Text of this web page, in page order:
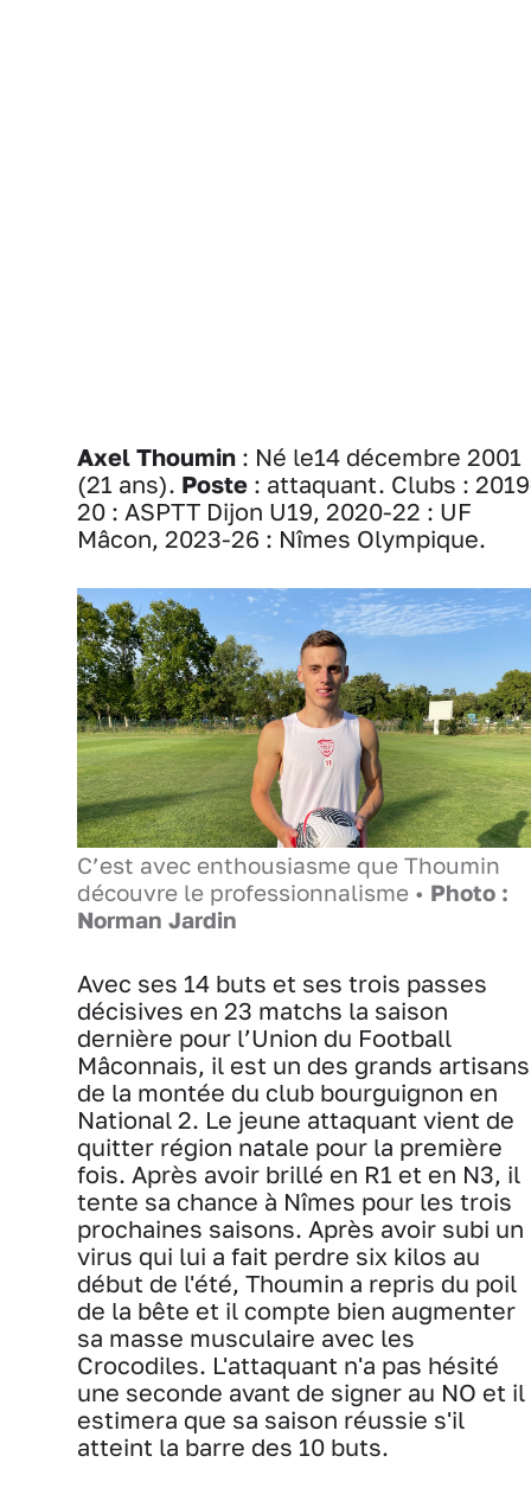
Axel Thoumin : Né le14 décembre 2001
(21 ans). Poste : attaquant. Clubs :
20 : ASPTT Dijon U19, 2020-22 : UF
Mâcon, 2023-26 : Nîmes Olympique.
C’est avec enthousiasme que Thoumin
découvre le professionnalisme • Photo :
Norman Jardin
Avec ses 14 buts et ses trois passes
décisives en 23 matchs la saison
dernière pour l’Union du Football
Mâconnais, il est un des grands artisans
de la montée du club bourguignon en
National 2. Le jeune attaquant vient de
quitter région natale pour la première
fois. Après avoir brillé en R1 et en N3, il
tente sa chance à Nîmes pour les trois
prochaines saisons. Après avoir subi un
virus qui lui a fait perdre six kilos au
début de l'été, Thoumin a repris du poil
de la bête et il compte bien augmenter
sa masse musculaire avec les
Crocodiles. L'attaquant n'a pas hésité
une seconde avant de signer au NO et il
estimera que sa saison réussie s'il
atteint la barre des 10 buts.